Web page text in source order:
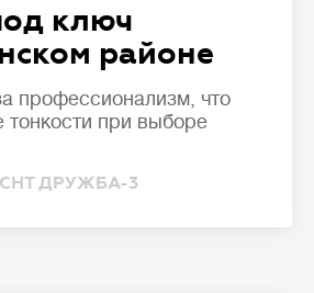
ключ
районе
профессионализм, что
тонкости при выборе
ДРУЖБА-3